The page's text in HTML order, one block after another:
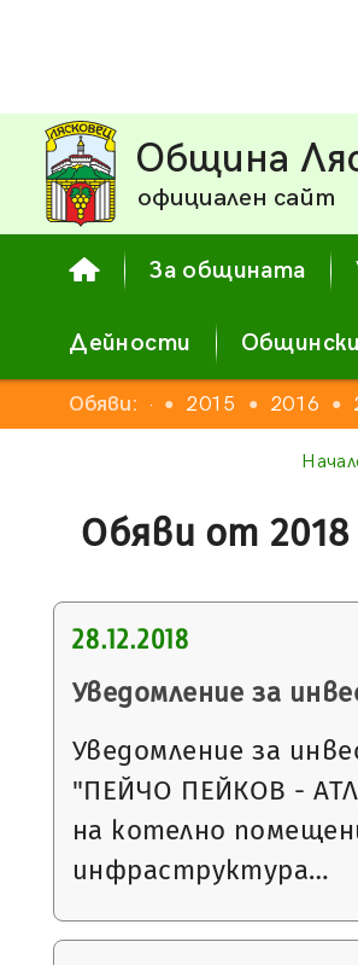
Община
официален сайт
За общината
Дейности
Обяви:
● 2014 ● 2015 ● 2016 ●
Обяви от 2018
28.12.2018
Уведомление за
Уведомление за
"ПЕЙЧО ПЕЙКОВ -
на котелно
инфраструктура…